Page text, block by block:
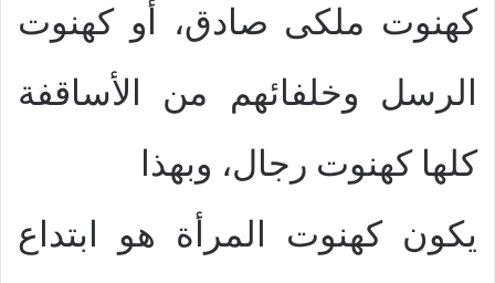
كهنوت ملكى صادق، أو كهنوت
الرسل وخلفائهم من الأساقفة
كلها كهنوت رجال، وبهذا
يكون كهنوت المرأة هو ابتداع